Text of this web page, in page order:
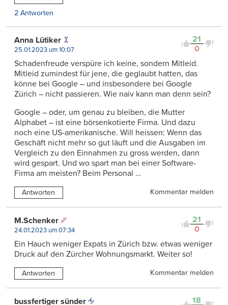
2 Antworten
21
0
Anna Lütiker
25.01.2023 um 10:07
Schadenfreude verspüre ich keine, sondern Mitleid.
Mitleid zumindest für jene, die geglaubt hatten, das
könne bei Google – und insbesondere bei Google
Zürich – nicht passieren. Wie naiv kann man denn sein?
Google – oder, um genau zu bleiben, die Mutter
Alphabet – ist eine börsenkotierte Firma. Und dazu
noch eine US-amerikanische. Will heissen: Wenn das
Geschäft nicht mehr so gut läuft und die Ausgaben im
Vergleich zu den Einnahmen zu gross werden, dann
wird gespart. Und wo spart man bei einer Software-
Firma am meisten? Beim Personal …
Antworten Kommentar melden
21
0
M.Schenker
24.01.2023 um 07:34
Ein Hauch weniger Expats in Zürich bzw. etwas weniger
Druck auf den Zürcher Wohnungsmarkt. Weiter so!
Antworten Kommentar melden
18
bussfertiger sünder